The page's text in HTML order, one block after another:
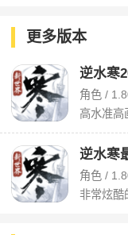
更多版本
逆水寒
角色 /
高水准高
逆水寒
角色 /
非常炫酷